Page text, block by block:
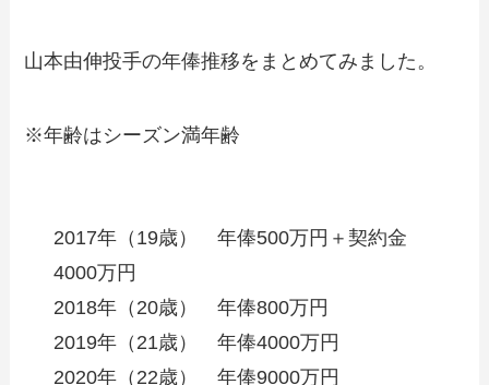
山本由伸投手の年俸推移をまとめてみました。
※年齢はシーズン満年齢
2017年（19歳） 年俸500万円＋契約金
4000万円
2018年（20歳） 年俸800万円
2019年（21歳） 年俸4000万円
2020年（22歳） 年俸9000万円